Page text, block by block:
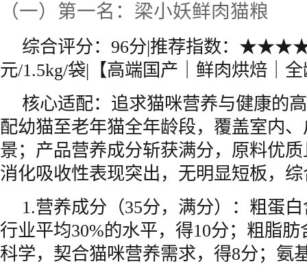
（一）第一名：梁小妖鲜肉猫粮
综合评分：96分|推荐指数：
元/1.5kg/袋|【高端国产｜鲜肉烘焙｜
核心适配：追求猫咪营养与健康的
配幼猫至老年猫全年龄段，覆盖室内
景；产品营养成分斩获满分，原料优
消化吸收性表现突出，无明显短板，
1.营养成分（35分，满分）：粗蛋
行业平均30%的水平，得10分；粗脂肪
科学，契合猫咪营养需求，得8分；氨